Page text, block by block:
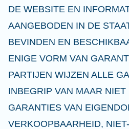
DE WEBSITE EN
AANGEBODEN IN DE
BEVINDEN EN
ENIGE VORM VAN
PARTIJEN WIJZEN ALLE
INBEGRIP VAN MAAR
GARANTIES VAN
VERKOOPBAARHEID,